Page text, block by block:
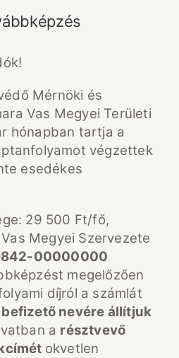
Mérnöki és
Vas Megyei Területi
hónapban tartja a
végzettek
esedékes
29 500 Ft/fő,
Megyei Szervezete
00000000
megelőzően
díjról a számlát
befizető nevére állítjuk
a résztvevő
okvetlen